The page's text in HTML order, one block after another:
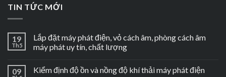
TIN TỨC MỚI
19
Th5
Lắp đặt máy phát điện, vỏ cách âm, phòng cách âm
máy phát uy tín, chất lượng
09 Kiểm định độ ồn và nồng độ khí thải máy phát điện